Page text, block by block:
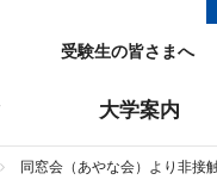
受験生の皆さまへ
大学案内
同窓会（あやな会）より非接